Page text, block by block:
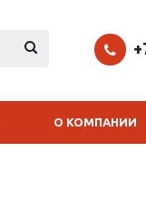
О КОМПАНИИ